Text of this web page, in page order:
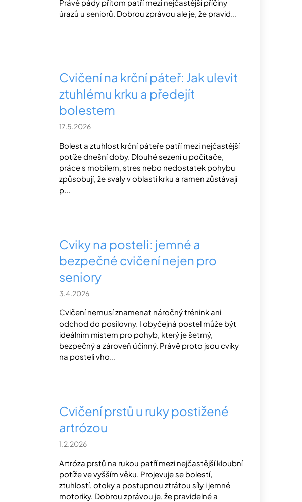
Právě pády přitom patří mezi nejčastější příčiny
úrazů u seniorů. Dobrou zprávou ale je, že pravid...
Cvičení na krční páteř: Jak ulevit
ztuhlému krku a předejít
bolestem
17.5.2026
Bolest a ztuhlost krční páteře patří mezi nejčastější
potíže dnešní doby. Dlouhé sezení u počítače,
práce s mobilem, stres nebo nedostatek pohybu
způsobují, že svaly v oblasti krku a ramen zůstávají
p...
Cviky na posteli: jemné a
bezpečné cvičení nejen pro
seniory
3.4.2026
Cvičení nemusí znamenat náročný trénink ani
odchod do posilovny. I obyčejná postel může být
ideálním místem pro pohyb, který je šetrný,
bezpečný a zároveň účinný. Právě proto jsou cviky
na posteli vho...
Cvičení prstů u ruky postižené
artrózou
1.2.2026
Artróza prstů na rukou patří mezi nejčastější kloubní
potíže ve vyšším věku. Projevuje se bolestí,
ztuhlostí, otoky a postupnou ztrátou síly i jemné
motoriky. Dobrou zprávou je, že pravidelné a